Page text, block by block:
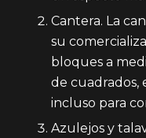
Cantera. La
su
bloques a
de cuadrados,
incluso para
Azulejos y